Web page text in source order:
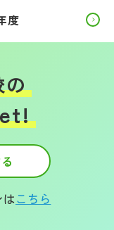
度
の
こちら